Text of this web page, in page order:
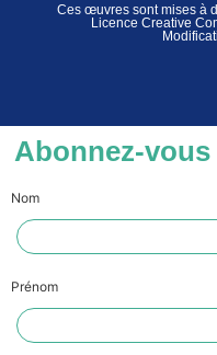
Ces œuvres sont mises à
Licence Creative
Abonnez-
Nom
Prénom